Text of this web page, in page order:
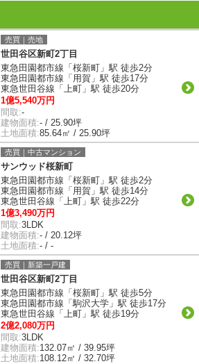
売買｜売地
世田谷区新町2丁目
東急田園都市線「桜新町」駅 徒歩2分
東急田園都市線「用賀」駅 徒歩17分
東急世田谷線「上町」駅 徒歩20分
1億5,540万円
間取:-
建物面積:- / 25.90坪
土地面積:85.64㎡ / 25.90坪
売買｜中古マンション
サンウッド桜新町
東急田園都市線「桜新町」駅 徒歩2分
東急田園都市線「用賀」駅 徒歩14分
東急世田谷線「上町」駅 徒歩22分
1億3,490万円
間取:3LDK
建物面積:- / 20.12坪
土地面積:- / -
売買｜新築一戸建
世田谷区新町2丁目
東急田園都市線「桜新町」駅 徒歩5分
東急田園都市線「駒沢大学」駅 徒歩17分
東急世田谷線「上町」駅 徒歩19分
2億2,080万円
間取:3LDK
建物面積:132.07㎡ / 39.95坪
土地面積:108.12㎡ / 32.70坪